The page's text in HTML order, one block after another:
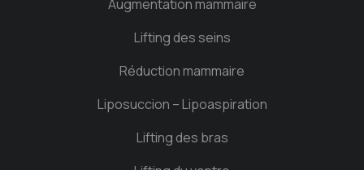
Augmentation mammaire
Lifting des seins
Réduction mammaire
Liposuccion – Lipoaspiration
Lifting des bras